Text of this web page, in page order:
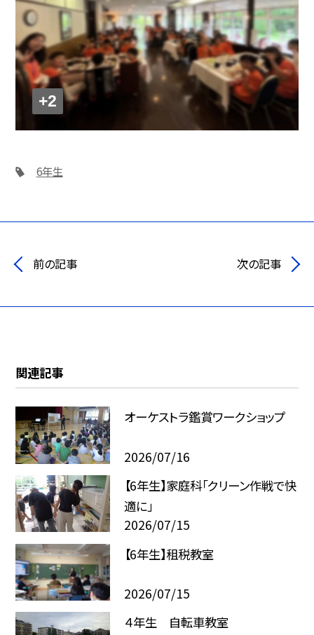
+2
6年生
前の記事 次の記事
関連記事
オーケストラ鑑賞ワークショップ
2026/07/16
【6年生】家庭科「クリーン作戦で快
適に」
2026/07/15
【6年生】租税教室
2026/07/15
４年生 自転車教室